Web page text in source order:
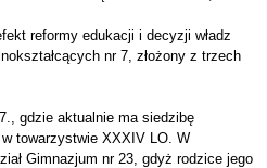
reformy edukacji i decyzji władz
nr 7, złożony z trzech
gdzie aktualnie ma siedzibę
towarzystwie XXXIV LO. W
Gimnazjum nr 23, gdyż rodzice jego